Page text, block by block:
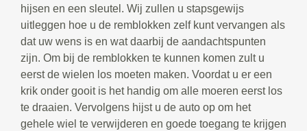
hijsen en een sleutel. Wij zullen u stapsgewijs
uitleggen hoe u de remblokken zelf kunt vervangen als
dat uw wens is en wat daarbij de aandachtspunten
zijn. Om bij de remblokken te kunnen komen zult u
eerst de wielen los moeten maken. Voordat u er een
krik onder gooit is het handig om alle moeren eerst los
te draaien. Vervolgens hijst u de auto op om het
gehele wiel te verwijderen en goede toegang te krijgen